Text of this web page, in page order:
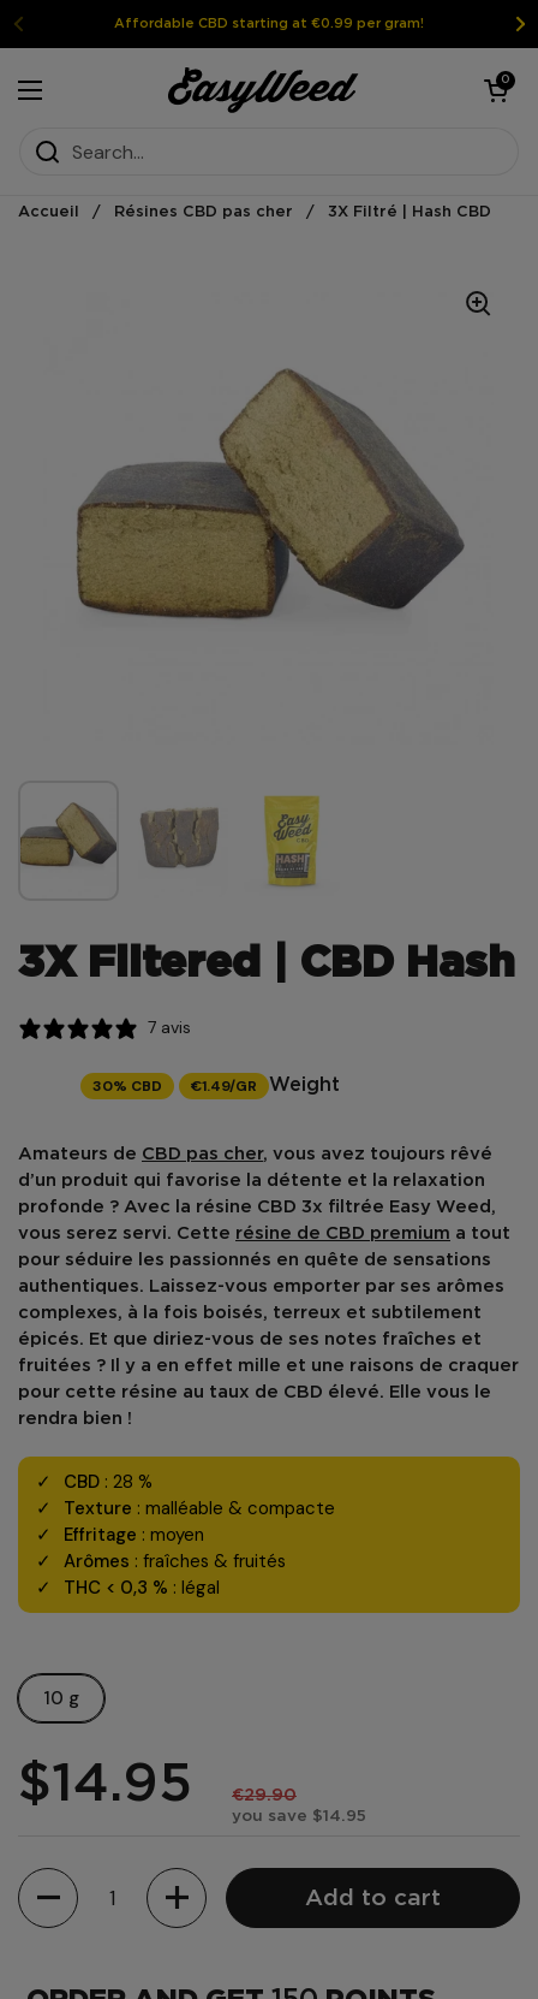
Skip to contentAffordable CBD starting at €0.99 per gram!
Open the menu
Open the 0
Accueil / Résines CBD pas cher / 3X Filtré | Hash CBD
3X Filtered | CBD Hash
7 avis
30% CBD €1.49/GR
Amateurs de CBD pas cher, vous avez toujours rêvé
d’un produit qui favorise la détente et la relaxation
profonde ? Avec la résine CBD 3x filtrée Easy Weed
vous serez servi. Cette résine de CBD premium a tout
pour séduire les passionnés en quête de sensations
authentiques. Laissez-vous emporter par ses arômes
complexes , à la fois boisés, terreux et subtilement
épicés. Et que diriez-vous de ses notes fraîches et
fruitées ? Il y a en effet mille et une raisons de craquer
pour cette résine au taux de CBD élevé. Elle vous le
rendra bien !
CBD : 28 %
Texture : malléable & compacte
Effritage : moyen
Arômes : fraîches & fruités
THC < 0,3 % : légal
Weight
10 g
$14.95 €29.90
you save $14.95
Quantity
Add to cart